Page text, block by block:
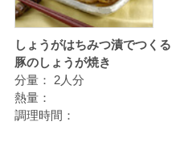
しょうがはちみつ漬でつくる
豚のしょうが焼き
分量：
2人分
熱量：
調理時間：